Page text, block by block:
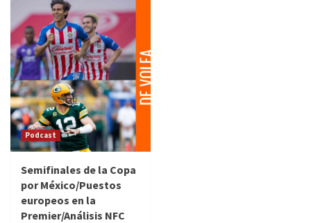
Podcast
Semifinales de la Copa
por México/Puestos
europeos en la
Premier/Análisis NFC